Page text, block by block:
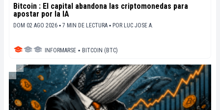
Bitcoin : El capital abandona las criptomonedas para
apostar por la IA
DOM 02 AGO 2026 ▪ 7 MIN DE LECTURA ▪ POR LUC JOSE A.
INFORMARSE ▪ BITCOIN (BTC)